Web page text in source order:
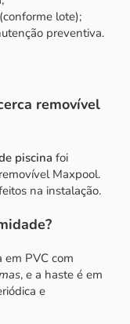
lote);
preventiva.
removível
piscina foi
Maxpool.
na instalação.
PVC com
, e a haste é em
e